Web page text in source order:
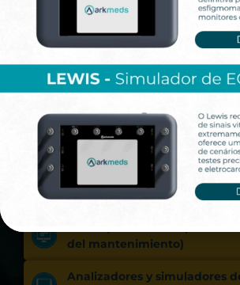
Quiénes Somos
Desde 2015, Arkmeds ha
ingeniería clínica e industrial con
tecnológicas que redefinen los
e innovación. Somos referencia en la
de la transformación digital en gestión
entregando resultados concretos para
salud, industrias y empresas de
edificios.
Impactamos a más de 12 mil personas
nuestra tecnología, que integra:
del mantenimiento)
Analizadores y simuladores